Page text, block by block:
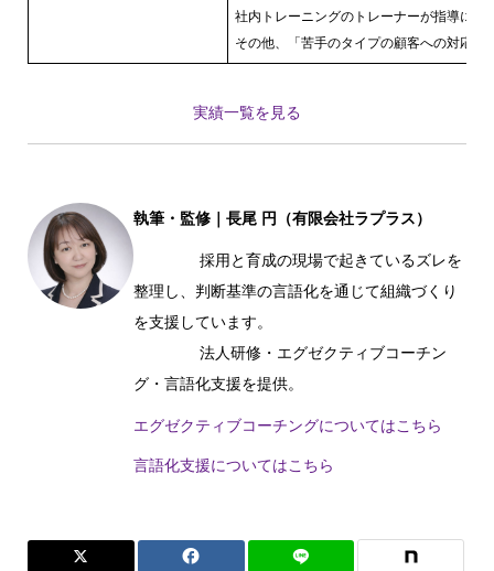
社内トレーニングのトレーナーが指導にも
その他、「苦手のタイプの顧客への対応
実績一覧を見る
執筆・監修｜長尾 円（有限会社ラプラス）
採用と育成の現場で起きているズレを
整理し、判断基準の言語化を通じて組織づくり
を支援しています。
法人研修・エグゼクティブコーチン
グ・言語化支援を提供。
エグゼクティブコーチングについてはこちら
言語化支援についてはこちら